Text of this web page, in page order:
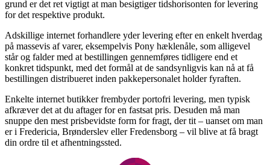
grund er det ret vigtigt at man besigtiger tidshorisonten for levering
for det respektive produkt.
Adskillige internet forhandlere yder levering efter en enkelt hverdag
på massevis af varer, eksempelvis Pony hæklenåle, som alligevel
står og falder med at bestillingen gennemføres tidligere end et
konkret tidspunkt, med det formål at de sandsynligvis kan nå at få
bestillingen distribueret inden pakkepersonalet holder fyraften.
Enkelte internet butikker frembyder portofri levering, men typisk
afkræver det at du aftager for en fastsat pris. Desuden må man
snuppe den mest prisbevidste form for fragt, der tit – uanset om man
er i Fredericia, Brønderslev eller Fredensborg – vil blive at få bragt
din ordre til et afhentningssted.